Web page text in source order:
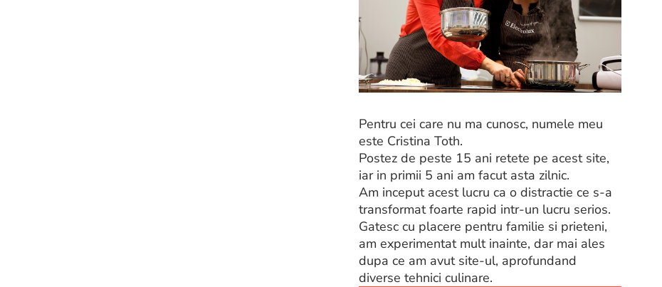
Pentru cei care nu ma cunosc, numele meu
este Cristina Toth.
Postez de peste 15 ani retete pe acest site,
iar in primii 5 ani am facut asta zilnic.
Am inceput acest lucru ca o distractie ce s-a
transformat foarte rapid intr-un lucru serios.
Gatesc cu placere pentru familie si prieteni,
am experimentat mult inainte, dar mai ales
dupa ce am avut site-ul, aprofundand
diverse tehnici culinare.